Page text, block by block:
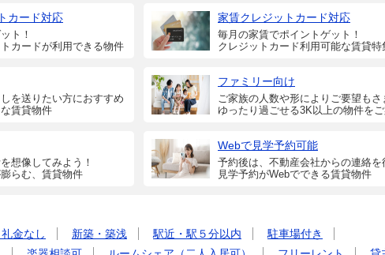
カード対応
ト！
カードが利用できる物件
家賃クレジットカード対応
毎月の家賃でポイントゲット！
クレジットカード利用可能な賃貸特
を送りたい方におすすめ
賃貸物件
ファミリー向け
ご家族の人数や形によりご要望もさ
ゆったり過ごせる3K以上の物件をご
想像してみよう！
らむ、賃貸物件
Webで見学予約可能
予約後は、不動産会社からの連絡を
見学予約がWebでできる賃貸物件
金なし 新築・築浅 駅近・駅５分以内
駐車場付き